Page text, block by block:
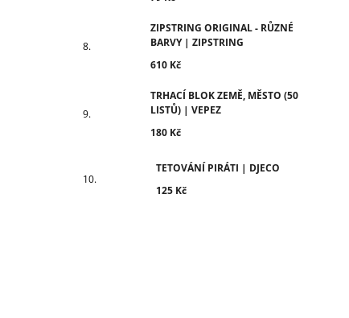
ZIPSTRING ORIGINAL - RŮZNÉ
BARVY | ZIPSTRING
610 Kč
TRHACÍ BLOK ZEMĚ, MĚSTO (50
LISTŮ) | VEPEZ
180 Kč
TETOVÁNÍ PIRÁTI | DJECO
125 Kč